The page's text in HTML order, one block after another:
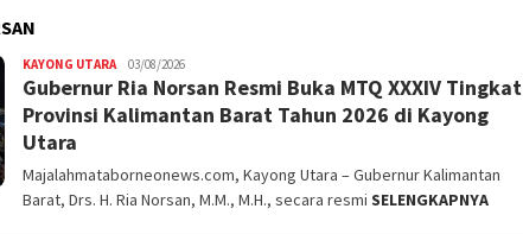
KAYONG UTARAalvinrpk75
rifangga
03/08/2026
Gubernur Ria Norsan Resmi Buka MTQ XXXIV Tingkat
Provinsi Kalimantan Barat Tahun 2026 di Kayong
Utara
Majalahmataborneonews.com, Kayong Utara – Gubernur Kalimantan
Barat, Drs. H. Ria Norsan, M.M., M.H., secara resmi SELENGKAPNYA